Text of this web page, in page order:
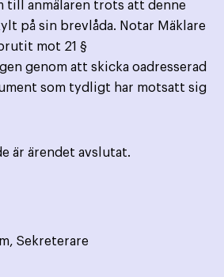
till anmälaren trots att denne
på sin brevlåda. Notar Mäklare
mot 21 §
genom att skicka oadresserad
som tydligt har motsatt sig
är ärendet avslutat.
Sekreterare